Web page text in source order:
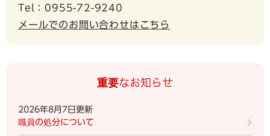
Tel：0955-72-9240
メールでのお問い合わせはこちら
重要なお知らせ
2026年8月7日更新
職員の処分について